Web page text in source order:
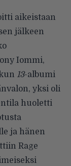
aikeistaan
jälkeen
Iommi,
13-albumi
yksi oli
huoletti
ja hänen
Rage